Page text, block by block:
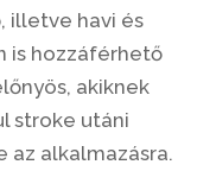
illetve havi és
is hozzáférhető
akiknek
stroke utáni
az alkalmazásra.